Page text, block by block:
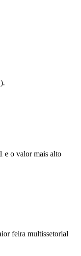
e o valor mais alto
feira multissetorial